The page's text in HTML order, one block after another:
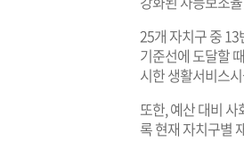
25개 자치구 중
기준선에 도달할
시한 생활서비스
또한, 예산 대비
록 현재 자치구별